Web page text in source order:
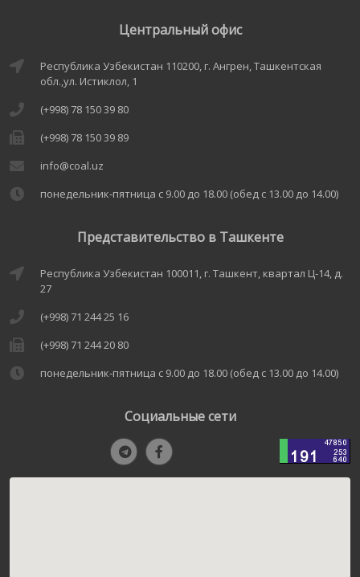
Центральный офис
Республика Узбекистан 110200, г. Ангрен, Ташкентская
обл.,ул. Истиклол, 1
(+998) 78 150 39 80
(+998) 78 150 39 89
info@coal.uz
понедельник-пятница с 9.00 до 18.00 (обед с 13.00 до 14.00)
Представительство в Ташкенте
Республика Узбекистан 100011, г. Ташкент, квартал Ц-14, д.
27
(+998) 71 244 25 16
(+998) 71 244 20 80
понедельник-пятница с 9.00 до 18.00 (обед с 13.00 до 14.00)
Социальные сети